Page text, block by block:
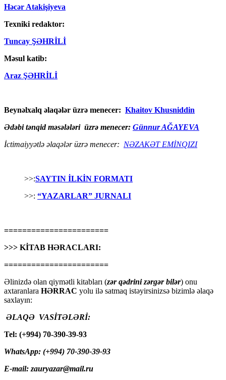
Həcər Atakişiyeva
Texniki redaktor:
Tuncay ŞƏHRİLİ
Məsul katib:
Araz ŞƏHRİLİ
Beynəlxalq əlaqələr üzrə menecer: Khaitov Khusniddin
Ədəbi tənqid məsələləri üzrə menecer: Günnur AĞAYEVA
İctimaiyyətlə əlaqələr üzrə menecer: NƏZAKƏT EMİNQIZI
>>:SAYTIN İLKİN FORMATI
>>: “YAZARLAR” JURNALI
=======================
>>> KİTAB HƏRACLARI:
=======================
Əlinizdə olan qiymətli kitabları (zər qədrini zərgər bilər) onu
axtaranlara HƏRRAC yolu ilə satmaq istəyirsinizsə bizimlə əlaqə
saxlayın:
ƏLAQƏ VASİTƏLƏRİ:
Tel: (+994) 70-390-39-93
WhatsApp: (+994) 70-390-39-93
E-mail: zauryazar@mail.ru